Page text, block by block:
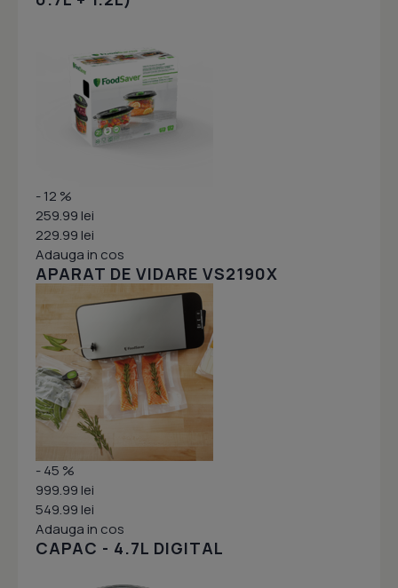
- 12 %
259.99 lei
229.99 lei
Adauga in cos
APARAT DE VIDARE VS2190X
- 45 %
999.99 lei
549.99 lei
Adauga in cos
CAPAC - 4.7L DIGITAL